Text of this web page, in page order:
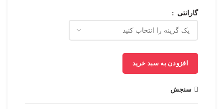
گارانتی
افزودن به سبد خرید
سنجش